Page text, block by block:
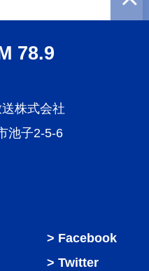
78.9
株式会社
池子2-5-6
Facebook
Twitter